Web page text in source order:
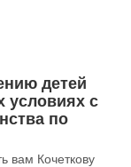
детей
условиях с
по
вам Кочеткову